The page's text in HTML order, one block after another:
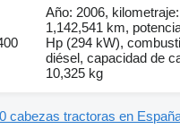
Año: 2006, kilometraje:
1,142,541 km,
Hp (294 kW),
diésel, capacidad de
10,325 kg
cabezas tractoras en